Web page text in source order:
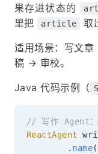
果存进状态的
里把
article 取
适用场景：写文
稿 → 审校。
Java 代码示例（
// 写作 Agent：
ReactAgent
. name(